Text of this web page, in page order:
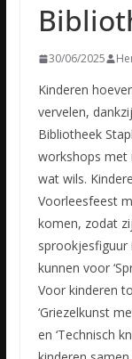
30/06/2025
Kinderen
vervelen,
Bibliotheek
workshops met
wat wils.
Voorleesfeest
komen, zodat
kunnen voor
Voor kinderen
‘Griezelkunst
en ‘Technisch